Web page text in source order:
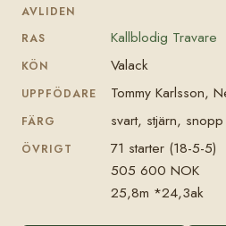
AVLIDEN
RAS
Kallblodig Travare
KÖN Valack
UPPFÖDARE Tommy Karlsson,
FÄRG svart, stjärn, snopp
ÖVRIGT
71 starter (18-5-5)
505 600 NOK
25,8m *24,3ak